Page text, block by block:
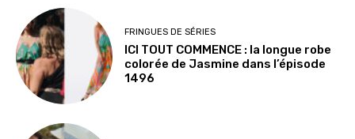
FRINGUES DE SÉRIES
ICI TOUT COMMENCE : la longue robe
colorée de Jasmine dans l’épisode
1496